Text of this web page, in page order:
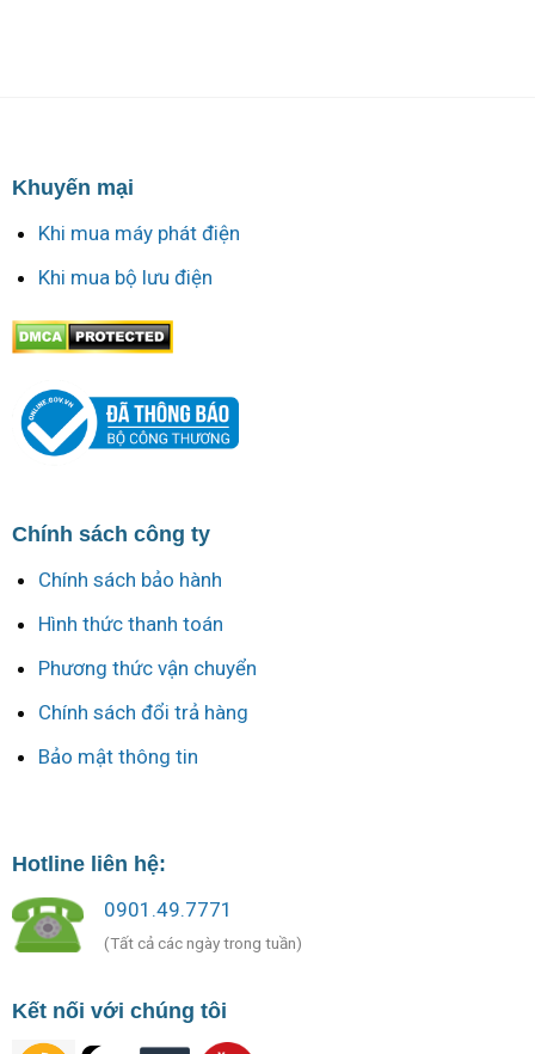
Khuyến mại
Khi mua máy phát điện
Khi mua bộ lưu điện
Chính sách công ty
Chính sách bảo hành
Hình thức thanh toán
Phương thức vận chuyển
Chính sách đổi trả hàng
Bảo mật thông tin
Hotline liên hệ:
0901.49.7771
(Tất cả các ngày trong tuần)
Kết nối với chúng tôi